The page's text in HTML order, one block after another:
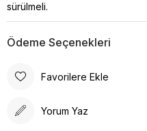
sürülmeli.
Ödeme Seçenekleri
Favorilere Ekle
Yorum Yaz